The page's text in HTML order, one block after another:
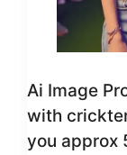
Ai Image
with
you approx